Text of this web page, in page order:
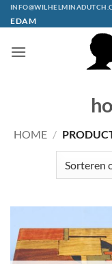
Ga
naarEDAM
HOME /